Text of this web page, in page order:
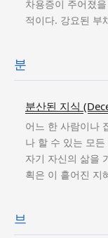
차용증이 주어졌
적이다. 강요된 부
분
분산된 지식
어느 한 사람이나
나 할 수 있는 모
자기 자신의 삶을
획은 이 흩어진 지
브